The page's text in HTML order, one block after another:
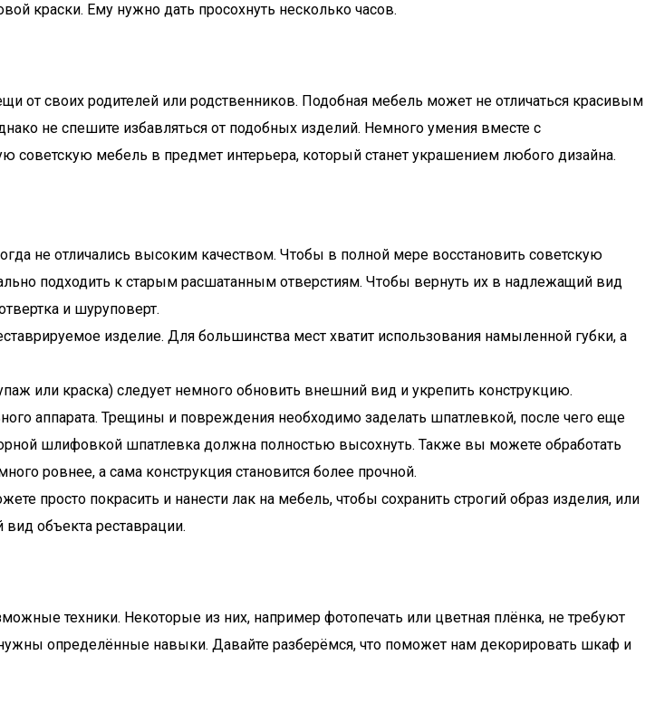
краски. Ему нужно дать просохнуть несколько часов.
своих родителей или родственников. Подобная мебель может не отличаться красивым
не спешите избавляться от подобных изделий. Немного умения вместе с
мебель в предмет интерьера, который станет украшением любого дизайна.
не отличались высоким качеством. Чтобы в полной мере восстановить советскую
подходить к старым расшатанным отверстиям. Чтобы вернуть их в надлежащий вид
и шуруповерт.
изделие. Для большинства мест хватит использования намыленной губки, а
или краска) следует немного обновить внешний вид и укрепить конструкцию.
аппарата. Трещины и повреждения необходимо заделать шпатлевкой, после чего еще
шлифовкой шпатлевка должна полностью высохнуть. Также вы можете обработать
ровнее, а сама конструкция становится более прочной.
просто покрасить и нанести лак на мебель, чтобы сохранить строгий образ изделия, или
объекта реставрации.
техники. Некоторые из них, например фотопечать или цветная плёнка, не требуют
определённые навыки. Давайте разберёмся, что поможет нам декорировать шкаф и